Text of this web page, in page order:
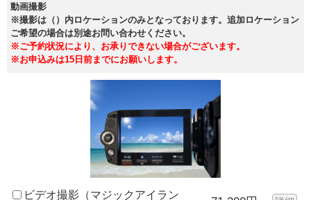
動画撮影
※撮影は（）内ロケーションのみとなっております。追加ロケーション
ご希望の場合は別途お問い合わせください。
※ご予約状況により、お承りできない場合がございます。
※お申込みは15日前までにお願いします。
ビデオ撮影（マジックアイラン